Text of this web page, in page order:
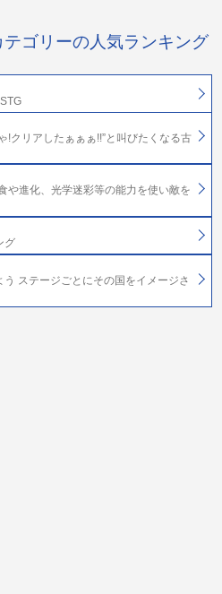
テゴリーの人気ランキング
!クリアしたぁぁぁ!!”と叫びたくなる古
や進化、光学迷彩等の能力を使い敵を
グ
ステージごとにその国をイメージさ